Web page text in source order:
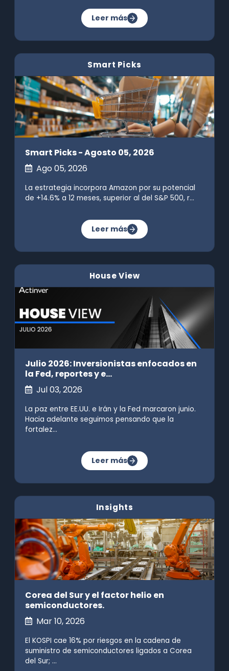
Leer más
Smart Picks
Smart Picks - Agosto 05, 2026
Ago 05, 2026
La estrategia incorpora Amazon por su potencial
de +14.6% a 12 meses, superior al del S&P 500, r...
Leer más
House View
Julio 2026: Inversionistas enfocados en
la Fed, reportes y e...
Jul 03, 2026
La paz entre EE.UU. e Irán y la Fed marcaron junio.
Hacia adelante seguimos pensando que la
fortalez...
Leer más
Insights
Corea del Sur y el factor helio en
semiconductores.
Mar 10, 2026
El KOSPI cae 16% por riesgos en la cadena de
suministro de semiconductores ligados a Corea
del Sur; ...